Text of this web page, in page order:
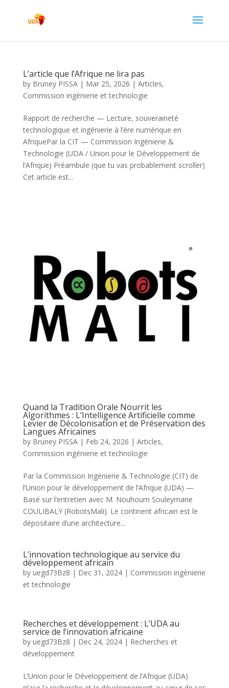
L’article que l’Afrique ne lira pas
by Bruney PISSA| Mar 25, 2026 | Articles,
Commission ingénierie et technologie
Rapport de recherche — Lecture, souveraineté
technologique et ingénierie à l’ère numérique en
AfriquePar la CIT — Commission Ingénierie &
Technologie (UDA / Union pour le Développement de
l’Afrique) Préambule (que tu vas probablement scroller)
Cet article est...
Quand la Tradition Orale Nourrit les
Algorithmes : L’Intelligence Artificielle comme
Levier de Décolonisation et de Préservation des
Langues Africaines
by Bruney PISSA| Feb 24, 2026 | Articles,
Commission ingénierie et technologie
Par la Commission Ingénierie & Technologie (CIT) de
l’Union pour le développement de l’Afrique (UDA) —
Basé sur l’entretien avec M. Nouhoum Souleymane
COULIBALY (RobotsMali). Le continent africain est le
dépositaire d’une architecture...
L’innovation technologique au service du
développement africain
by uegd73Bz8 | Dec 31, 2024| Commission ingénierie
et technologie
Recherches et développement : L’UDA au
service de l’innovation africaine
by uegd73Bz8 | Dec 24, 2024| ⁠Recherches et
développement
L’Union pour le Développement de l’Afrique (UDA)